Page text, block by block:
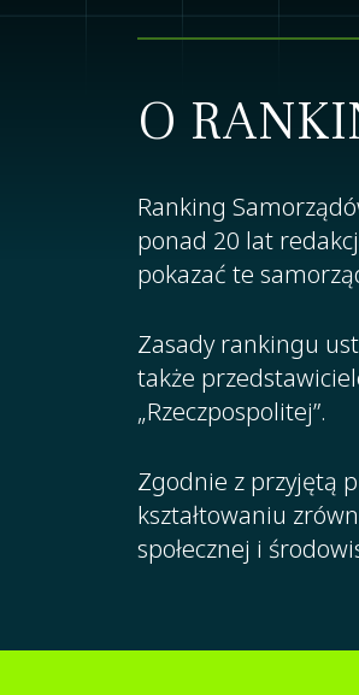
O
Ranking
ponad 20 lat
pokazać te
Zasady rankingu
także
„Rzeczpospolitej”.
Zgodnie z przyjętą
kształtowaniu
społecznej i